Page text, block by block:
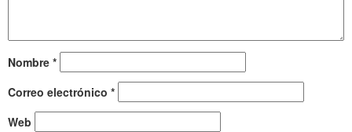
Nombre *
Correo electrónico *
Web